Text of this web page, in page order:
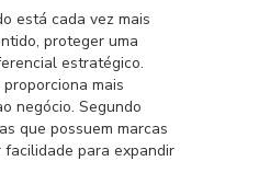
está cada vez mais
proteger uma
estratégico.
mais
negócio. Segundo
que possuem marcas
para expandir